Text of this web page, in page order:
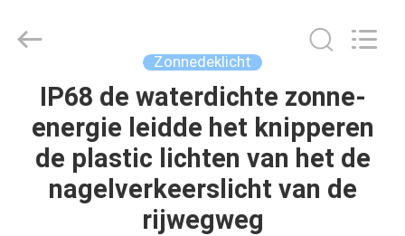
HUIS
PRODUCTEN
Ltd..
Zonnedeklicht
IP68 de waterdichte zonne-
energie leidde het knipperen
de plastic lichten van het de
nagelverkeerslicht van de
rijwegweg